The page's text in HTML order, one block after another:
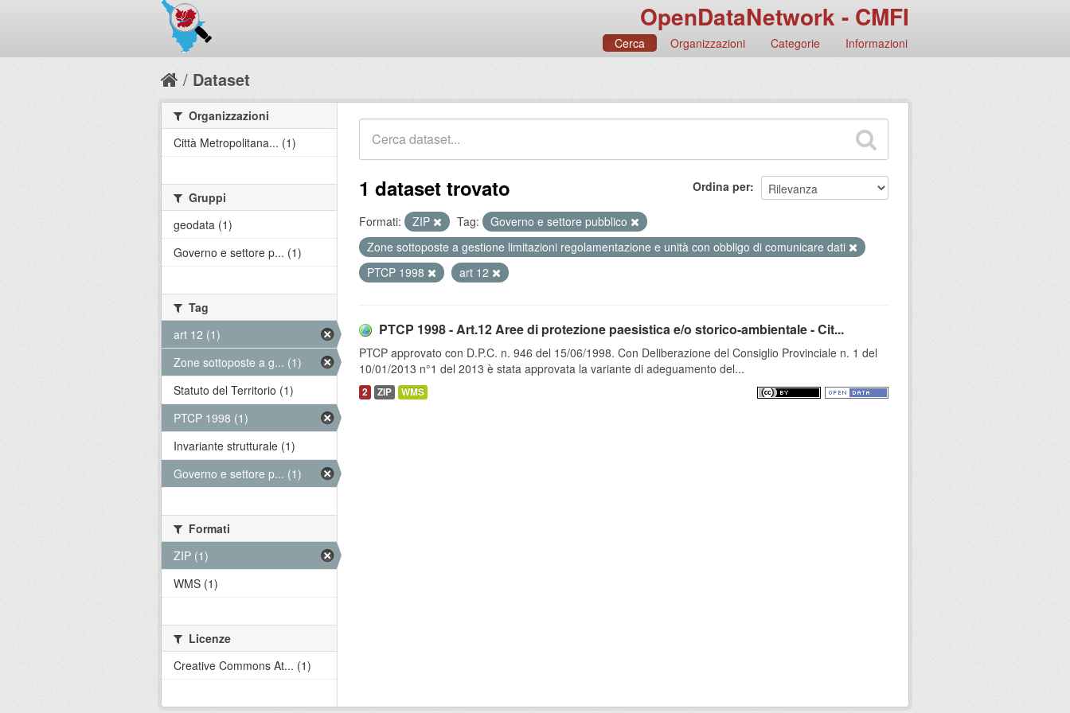
OpenDataNetwork - CMFI
Cerca Organizzazioni Categorie Informazioni
Dataset
Ordina per
1 dataset trovato
Formati: ZIP Tag:
Governo e settore pubblico
Zone sottoposte a gestione limitazioni regolamentazione e unità con obbligo di comunicare dati
PTCP 1998
art 12
PTCP 1998 - Art.12 Aree di protezione paesistica e/o storico-ambientale - Cit...
PTCP approvato con D.P.C. n. 946 del 15/06/1998. Con Deliberazione del Consiglio Provinciale n. 1 del
10/01/2013 n°1 del 2013 è stata approvata la variante di adeguamento del...
2 ZIP WMS
Organizzazioni
Città Metropolitana... (1)
Gruppi
geodata (1)
Governo e settore p... (1)
Tag
art 12 (1)
Zone sottoposte a g... (1)
Statuto del Territorio (1)
PTCP 1998 (1)
Invariante strutturale (1)
Governo e settore p... (1)
Formati
ZIP (1)
WMS (1)
Licenze
Creative Commons At... (1)